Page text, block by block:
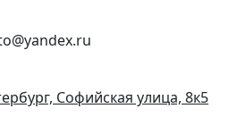
Софийская улица, 8к5